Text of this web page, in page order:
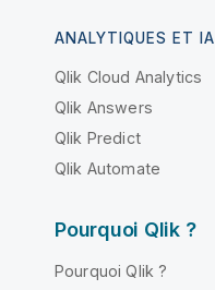
ANALYTIQUES ET IA
Qlik Cloud Analytics
Qlik Answers
Qlik Predict
Qlik Automate
Pourquoi Qlik ?
Pourquoi Qlik ?